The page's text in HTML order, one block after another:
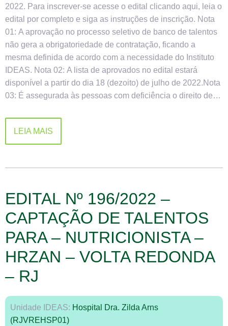
2022. Para inscrever-se acesse o edital clicando aqui, leia o
edital por completo e siga as instruções de inscrição. Nota
01: A aprovação no processo seletivo de banco de talentos
não gera a obrigatoriedade de contratação, ficando a
mesma definida de acordo com a necessidade do Instituto
IDEAS. Nota 02: A lista de aprovados no edital estará
disponível a partir do dia 18 (dezoito) de julho de 2022.Nota
03: É assegurada às pessoas com deficiência o direito de…
LEIA MAIS
EDITAL Nº 196/2022 –
CAPTAÇÃO DE TALENTOS
PARA – NUTRICIONISTA –
HRZAN – VOLTA REDONDA
– RJ
Unidade IDEAS: Hospital Dra. Zilda Arns
(RJVREHSP01)